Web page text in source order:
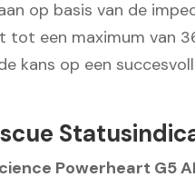
op basis van de
tot een maximum van
kans op een
Powerheart G5